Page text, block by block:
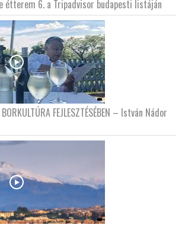
étterem 6. a Tripadvisor budapesti listáján
FEJLESZTÉSÉBEN – István Nádor